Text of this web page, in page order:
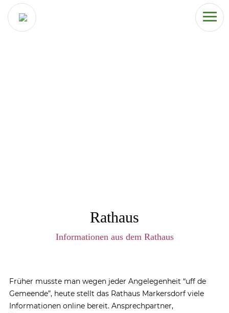
Rathaus
Informationen aus dem Rathaus
Früher musste man wegen jeder Angelegenheit “uff de
Gemeende”, heute stellt das Rathaus Markersdorf viele
Informationen online bereit. Ansprechpartner,